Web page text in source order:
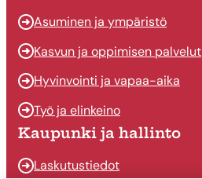
Asuminen ja ympäristö
Kasvun ja oppimisen palvelut
Hyvinvointi ja vapaa-aika
Työ ja elinkeino
Kaupunki ja hallinto
Laskutustiedot